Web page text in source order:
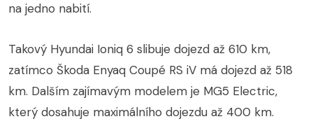
na jedno nabití.
Takový Hyundai Ioniq 6 slibuje dojezd až 610 km,
zatímco Škoda Enyaq Coupé RS iV má dojezd až 518
km. Dalším zajímavým modelem je MG5 Electric,
který dosahuje maximálního dojezdu až 400 km.